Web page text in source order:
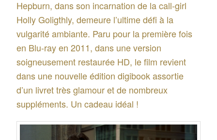
Hepburn, dans son incarnation de la call-girl
Holly Goligthly, demeure l’ultime défi à la
vulgarité ambiante. Paru pour la première fois
en Blu-ray en 2011, dans une version
soigneusement restaurée HD, le film revient
dans une nouvelle édition digibook assortie
d’un livret très glamour et de nombreux
suppléments. Un cadeau idéal !